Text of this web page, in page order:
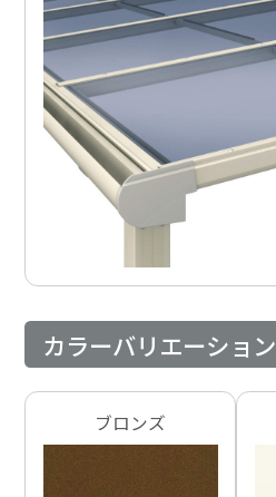
カラーバリエーション
ブロンズ